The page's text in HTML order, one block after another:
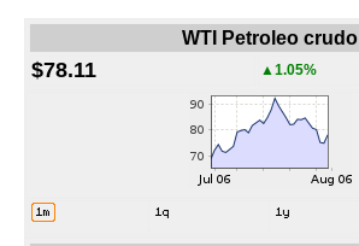
WTI Petroleo crudo
$78.11 ▲1.05%